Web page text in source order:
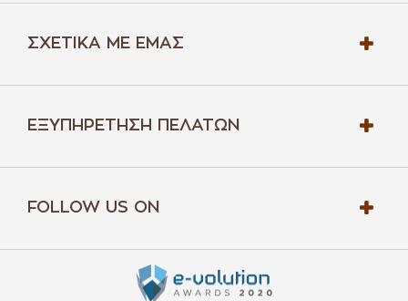
ΣΧΕΤΙΚΆ ΜΕ ΕΜΆΣ
ΕΞΥΠΗΡΈΤΗΣΗ ΠΕΛΑΤΏΝ
FOLLOW US ON